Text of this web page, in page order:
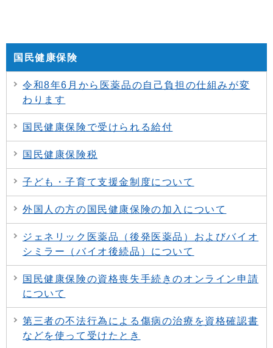
国民健康保険
令和8年6月から医薬品の自己負担の仕組みが変
わります
国民健康保険で受けられる給付
国民健康保険税
子ども・子育て支援金制度について
外国人の方の国民健康保険の加入について
ジェネリック医薬品（後発医薬品）およびバイオ
シミラー（バイオ後続品）について
国民健康保険の資格喪失手続きのオンライン申請
について
第三者の不法行為による傷病の治療を資格確認書
などを使って受けたとき